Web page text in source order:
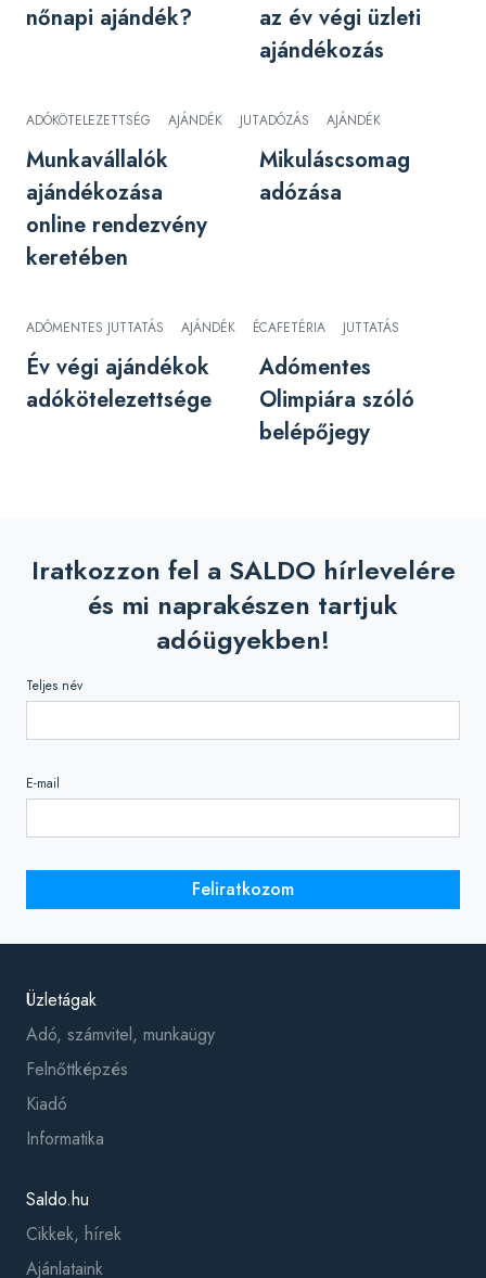
nőnapi ajándék?
az év végi üzleti
ajándékozás
ADÓKÖTELEZETTSÉG AJÁNDÉK JUTTATÁS RENDEZVÉNY
Munkavállalók
ajándékozása
online rendezvény
keretében
ADÓZÁS AJÁNDÉK
Mikuláscsomag
adózása
ADÓMENTES JUTTATÁS AJÁNDÉK ÉV VÉGI JUTTATÁS
Év végi ajándékok
adókötelezettsége
CAFETÉRIA JUTTATÁS
Adómentes
Olimpiára szóló
belépőjegy
Iratkozzon fel a SALDO hírlevelére
és mi naprakészen tartjuk
adóügyekben!
Teljes név
E-mail
Feliratkozom
Üzletágak
Adó, számvitel, munkaügy
Felnőttképzés
Kiadó
Informatika
Saldo.hu
Cikkek, hírek
Ajánlataink